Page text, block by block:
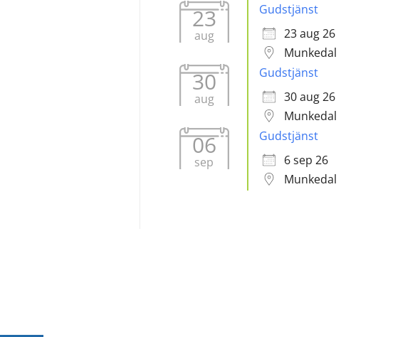
23
aug
Gudstjänst
23 aug 26
Munkedal
30
aug
Gudstjänst
30 aug 26
Munkedal
06
sep
Gudstjänst
6 sep 26
Munkedal